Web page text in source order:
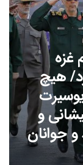
غزه
هیچ
و
جوانان